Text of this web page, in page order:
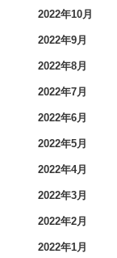
2022年10月
2022年9月
2022年8月
2022年7月
2022年6月
2022年5月
2022年4月
2022年3月
2022年2月
2022年1月